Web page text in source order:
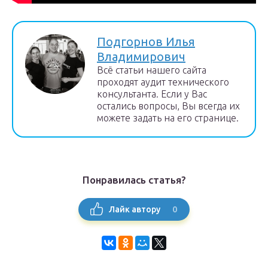
Подгорнов Илья
Владимирович
Всё статьи нашего сайта
проходят аудит технического
консультанта. Если у Вас
остались вопросы, Вы всегда их
можете задать на его странице.
Понравилась статья?
Лайк автору 0